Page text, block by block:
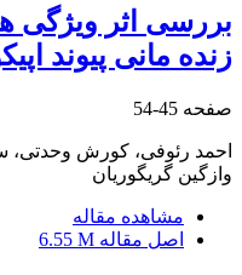
بررسی اثر ویژگی
زنده مانی پیوند
صفحه 45-54
احمد رئوفی، کورش وحدتی،
وازگین گریگوریان
مشاهده مقاله
اصل مقاله 6.55 M